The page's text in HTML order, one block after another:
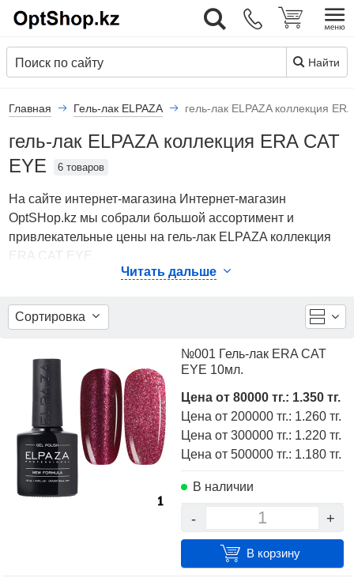
Найти
Главная Гель-лак ELPAZA гель-лак ELPAZA коллекция
гель-лак ELPAZA коллекция ERA CAT
EYE
6 товаров
На сайте интернет-магазина Интернет-магазин
OptSHop.kz мы собрали большой ассортимент и
привлекательные цены на гель-лак ELPAZA коллекция
ERA CAT EYE.
В каталоге представлены Гель-лак ELPAZA - гель-лак
ELPAZA коллекция ERA CAT EYE от ведущих мировых
производителей. Вы можете ознакомиться с
покупателей, техническими характеристиками, а также
сравнить понравившиеся модели и выбрать лучшую
стоимость.
Для того чтобы купить гель-лак ELPAZA коллекция ERA
CAT EYE, достаточно оформить заявку на сайте или
связаться с консультантом в режиме on-line.
Читать дальше
Сортировка
№001 Гель-лак ERA CAT
EYE 10мл.
Цена от 80000 тг.: 1.350 тг.
Цена от 200000 тг.: 1.260 тг.
Цена от 300000 тг.: 1.220 тг.
Цена от 500000 тг.: 1.180 тг.
В наличии
+
-
В корзину